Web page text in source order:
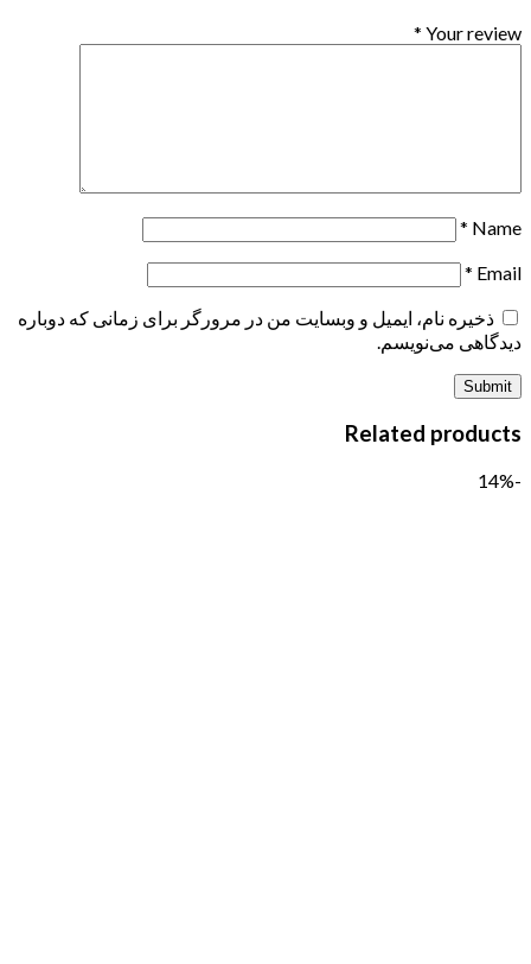
Your review
*
Name
*
Email
*
ذخیره نام، ایمیل و وبسایت من در مرورگر برای زمانی که دوباره
دیدگاهی می‌نویسم.
Related products
-14%